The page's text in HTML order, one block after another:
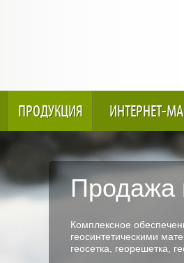
ПРОДУКЦИЯ ИНТЕРНЕТ-
Продажа
Комплексное
геосинтетическими
геосетка, георешетка,